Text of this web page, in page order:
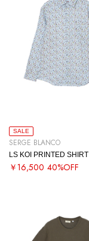
SALE
SERGE BLANCO
LS KOI PRINTED SHIRT
￥16,500 40%OFF